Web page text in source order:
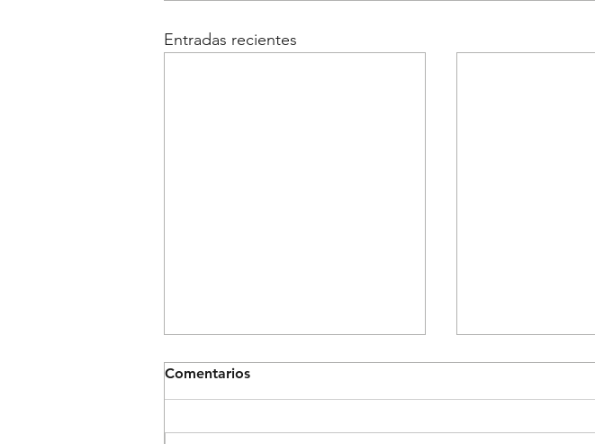
Entradas recientes
Comentarios